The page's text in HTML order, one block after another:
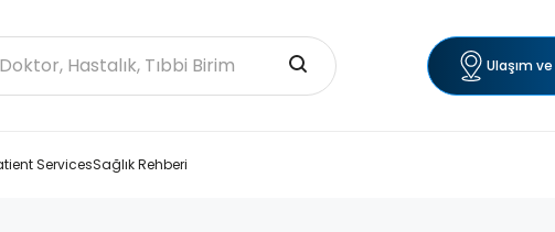
Ulaşım
ServicesSağlık Rehberi